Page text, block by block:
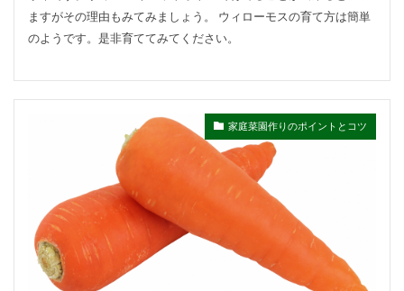
ますがその理由もみてみましょう。 ウィローモスの育て方は簡単
のようです。是非育ててみてください。
家庭菜園作りのポイントとコツ